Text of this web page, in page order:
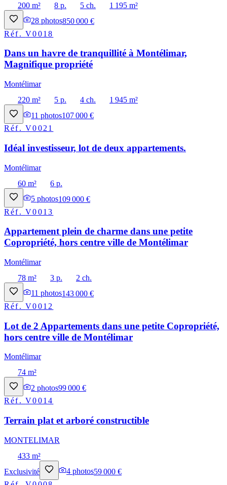
200 m²
8 p. 5 ch.
1 195 m²
28 photos850 000 €
Réf.V0018
Dans un havre de tranquillité à Montélimar,
Magnifique propriété
Montélimar
220 m²
5 p. 4 ch.
1 945 m²
11 photos107 000 €
Réf.V0021
Idéal investisseur, lot de deux appartements.
Montélimar
60 m²
6 p.
5 photos109 000 €
Réf.V0013
Appartement plein de charme dans une petite
Copropriété, hors centre ville de Montélimar
Montélimar
78 m²
3 p.
2 ch.
11 photos143 000 €
Réf.V0012
Lot de 2 Appartements dans une petite Copropriété,
hors centre ville de Montélimar
Montélimar
74 m²
2 photos99 000 €
Réf.V0014
Terrain plat et arboré constructible
MONTELIMAR
433 m²
Exclusivité
4 photos59 000 €